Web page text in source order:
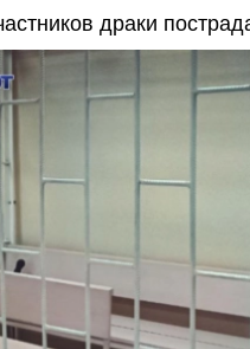
драки